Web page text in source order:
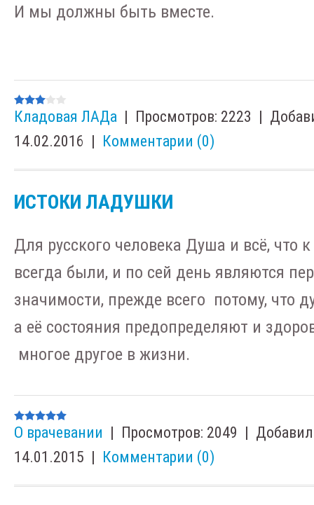
И мы должны быть вместе.
Кладовая ЛАДа Просмотров: 2223
14.02.2016
Комментарии (0)
ИСТОКИ ЛАДУШКИ
Для русского человека Душа и всё, что
всегда были, и по сей день являются
значимости, прежде всего потому, что
а её состояния предопределяют и
многое другое в жизни.
О врачевании | Просмотров: 2049 |
14.01.2015 | Комментарии (0)